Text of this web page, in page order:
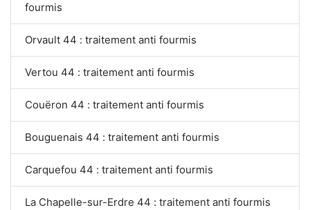
fourmis
Orvault 44 : traitement anti fourmis
Vertou 44 : traitement anti fourmis
Couëron 44 : traitement anti fourmis
Bouguenais 44 : traitement anti fourmis
Carquefou 44 : traitement anti fourmis
La Chapelle-sur-Erdre 44 : traitement anti fourmis